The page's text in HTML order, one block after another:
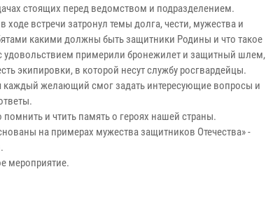
стоящих перед ведомством и подразделением.
ходе встречи затронул темы долга, чести, мужества и
какими должны быть защитники Родины и что такое
удовольствием примерили бронежилет и защитный шлем,
экипировки, в которой несут службу росгвардейцы.
каждый желающий смог задать интересующие вопросы и
и чтить память о героях нашей страны.
на примерах мужества защитников Отечества» -
мероприятие.